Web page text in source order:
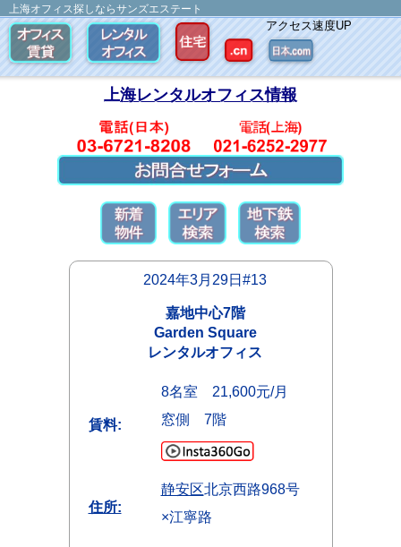
上海オフィス探しならサンズエステート
アクセス速度UP
上海レンタルオフィス情報
2024年3月29日#13
嘉地中心7階
Garden Square
レンタルオフィス
賃料:
8名室 21,600元/月
窓側 7階
住所:
静安区北京西路968号
×江寧路